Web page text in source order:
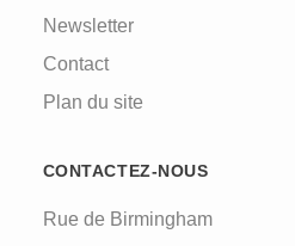
Newsletter
Contact
Plan du site
CONTACTEZ-NOUS
Rue de Birmingham